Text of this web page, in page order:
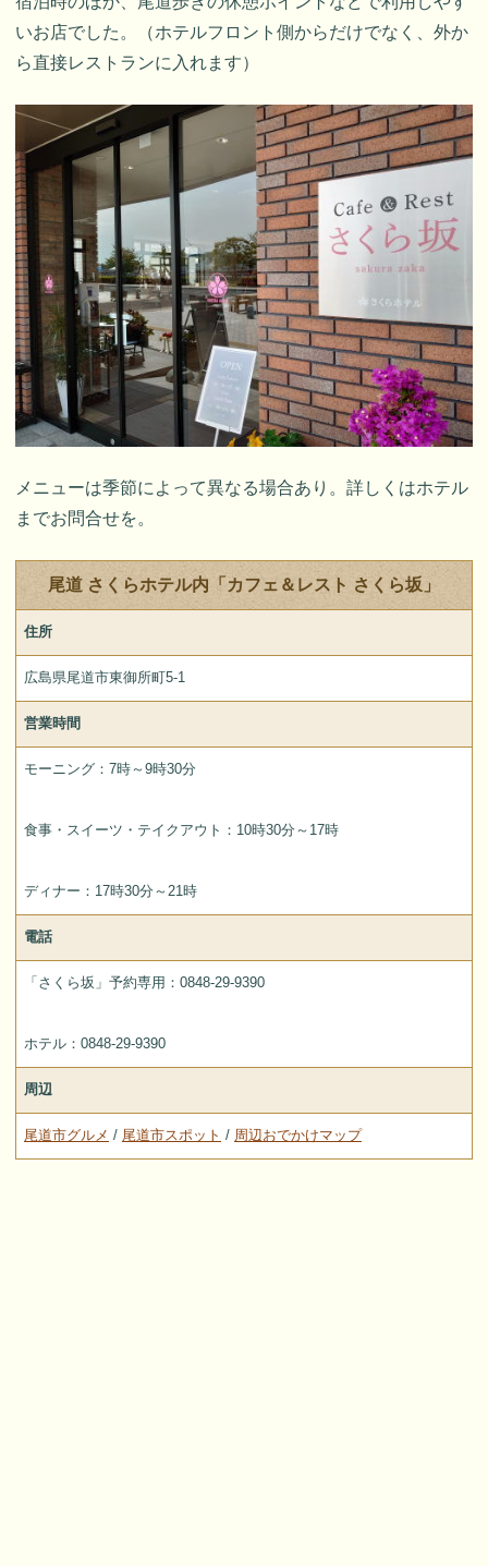
いお店でした。（ホテルフロント側からだけでなく、外か
ら直接レストランに入れます）
メニューは季節によって異なる場合あり。詳しくはホテル
までお問合せを。
尾道 さくらホテル内「カフェ＆レスト さくら坂」
住所
広島県尾道市東御所町5-1
営業時間
モーニング：7時～9時30分
食事・スイーツ・テイクアウト：10時30分～17時
ディナー：17時30分～21時
電話
「さくら坂」予約専用：0848-29-9390
ホテル：0848-29-9390
周辺
尾道市グルメ / 尾道市スポット / 周辺おでかけマップ